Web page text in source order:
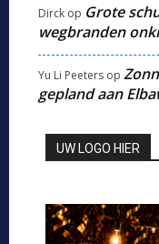
Dirck op Grote
wegbranden
Yu Li Peeters op
gepland aan
UW LOGO HIER